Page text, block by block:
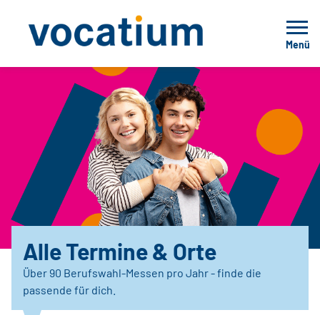
Menü
Alle Termine & Orte
Über 90 Berufswahl-Messen pro Jahr - finde die
passende für dich.